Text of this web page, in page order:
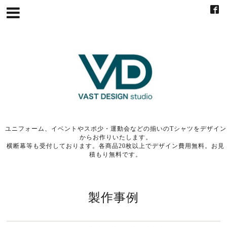
ユニフォーム、イベントやスポ少・運動会などの揃いのTシャツをデザイン
からお作りいたします。
横断幕等も受付しております。各商品20枚以上でデザイン費用無料。お見
積もり無料です。
製作事例